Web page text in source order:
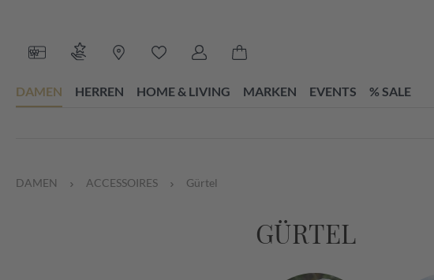
Du hast 0 Produkte auf dem Merkzettel
DAMEN HERREN HOME & LIVING MARKEN EVENTS % SALE
DAMEN ACCESSOIRES Gürtel
GÜRTEL